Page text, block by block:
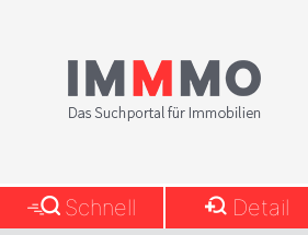
Schnell Detail